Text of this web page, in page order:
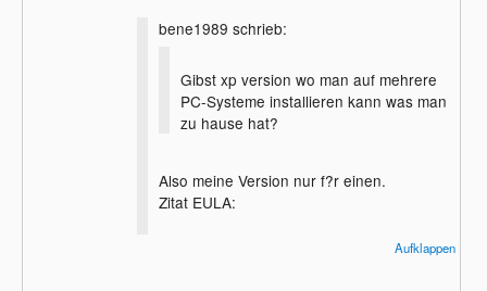
glichkeit, bei der man auch ein
ist, wenn es Unstimmigkeiten mit der
Aktivierung gibt. Das ist z.B. bei diesem
Thread der Fall. Wenn dies der Fall ist,
bekommen. Dieser wird dann auf die neue
Hardware in der Microsoft Datenbank
bene1989 schrieb:
Gibst xp version wo man auf mehrere
PC-Systeme installieren kann was man
zu hause hat?
Also meine Version nur f?r einen.
Zitat EULA:
darf nicht
Aufklappen